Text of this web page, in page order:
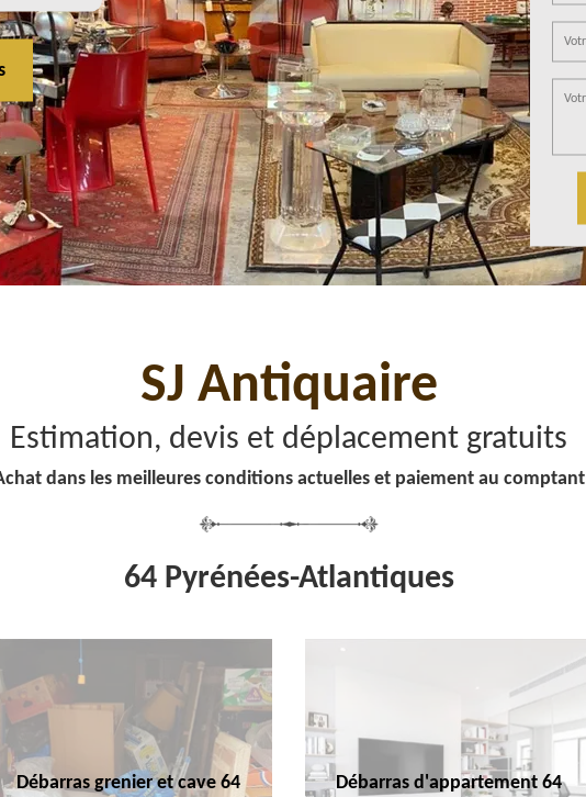
SJ Antiquaire
Estimation, devis et déplacement gratuits
dans les meilleures conditions actuelles et paiement au comptant
64 Pyrénées-Atlantiques
Débarras grenier et cave 64 Débarras d'appartement 64